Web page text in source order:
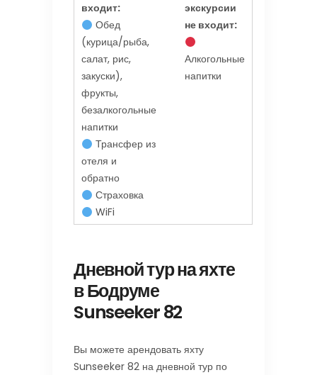
входит:
Обед
(курица/рыба,
салат, рис,
закуски),
фрукты,
безалкогольные
напитки
Трансфер из
отеля и
обратно
Страховка
WiFi
экскурсии
не входит:
Алкогольные
напитки
Дневной тур на яхте
в Бодруме
Sunseeker 82
Вы можете арендовать яхту
Sunseeker 82 на дневной тур по